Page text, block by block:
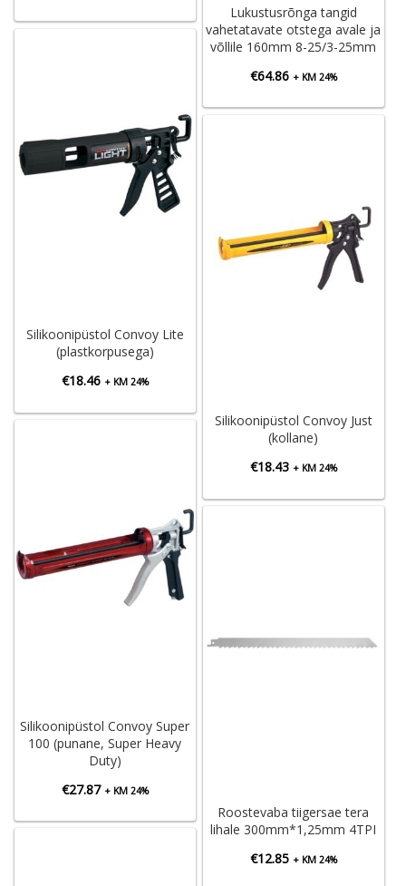
Lukustusrõnga tangid
vahetatavate otstega avale ja
võllile 160mm 8-25/3-25mm
€64.86 + KM 24%
Silikoonipüstol Convoy Lite
(plastkorpusega)
€18.46 + KM 24%
Silikoonipüstol Convoy Just
(kollane)
€18.43 + KM 24%
Silikoonipüstol Convoy Super
100 (punane, Super Heavy
Duty)
€27.87 + KM 24%
Roostevaba tiigersae tera
lihale 300mm*1,25mm 4TPI
€12.85 + KM 24%